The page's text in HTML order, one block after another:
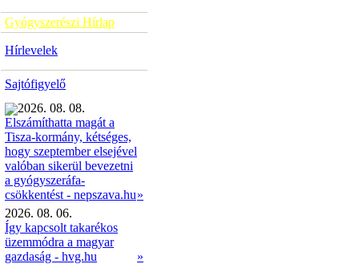
Gyógyszerészi Hírlap
Hírlevelek
Sajtófigyelő
2026. 08. 08.
Elszámíthatta magát a
Tisza-kormány, kétséges,
hogy szeptember elsejével
valóban sikerül bevezetni
a gyógyszeráfa-
csökkentést - nepszava.hu»
2026. 08. 06.
Így kapcsolt takarékos
üzemmódra a magyar
gazdaság - hvg.hu
»